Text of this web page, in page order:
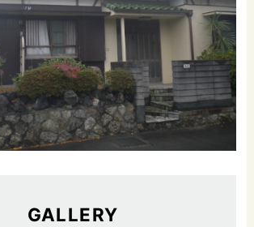
GALLERY